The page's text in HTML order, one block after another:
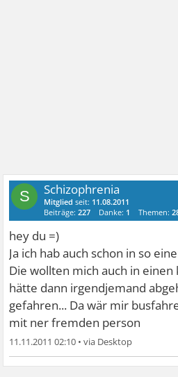
S Schizophrenia
Mitglied seit: 11.08.2011
Beiträge:227 Danke: 1 Themen:
hey du =)
Ja ich hab auch schon in so
Die wollten mich auch in einen
hätte dann irgendjemand
gefahren... Da wär mir
mit ner fremden person
11.11.2011 02:10 •